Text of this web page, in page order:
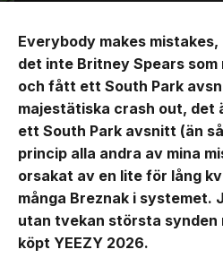
Everybody makes
det inte Britney Spears
och fått ett South Park
majestätiska crash out, det
ett South Park avsnitt (än
princip alla andra av mina
orsakat av en lite för lång
många Breznak i systemet.
utan tvekan största synden
köpt YEEZY 2026.